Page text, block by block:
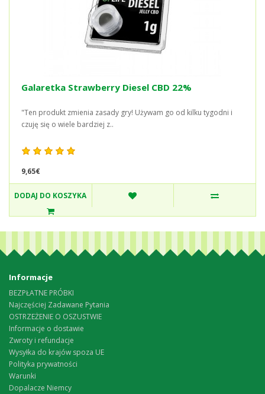
Galaretka Strawberry Diesel CBD 22%
"Ten produkt zmienia zasady gry! Używam go od kilku tygodni i
czuję się o wiele bardziej z..
9,65€
DODAJ DO KOSZYKA
Informacje
BEZPŁATNE PRÓBKI
Najczęściej Zadawane Pytania
OSTRZEŻENIE O OSZUSTWIE
Informacje o dostawie
Zwroty i refundacje
Wysyłka do krajów spoza UE
Polityka prywatności
Warunki
Dopalacze Niemcy